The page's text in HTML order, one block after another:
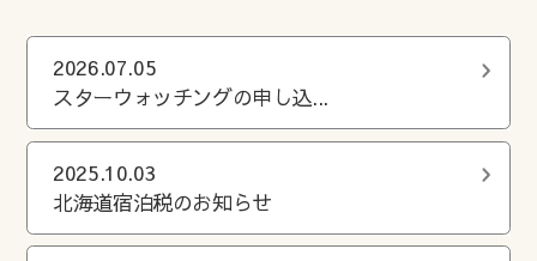
2026.07.05
スターウォッチングの申し込...
2025.10.03
北海道宿泊税のお知らせ